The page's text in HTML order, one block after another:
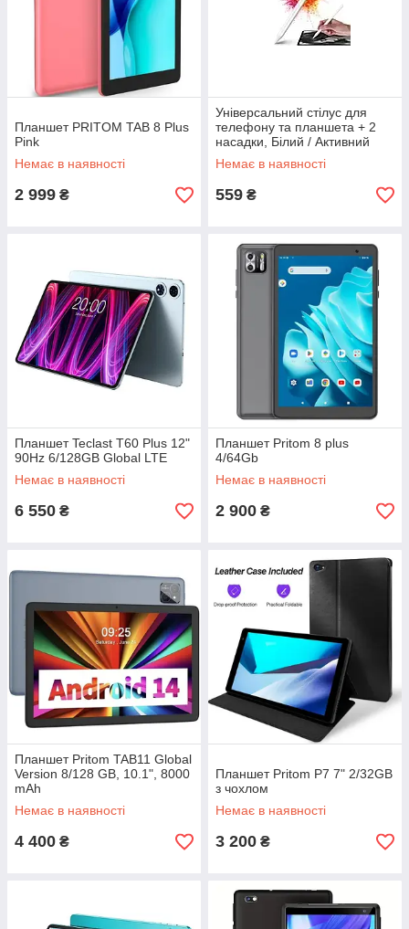
Планшет PRITOM TAB 8 Plus
Pink
Немає в наявності
2 999 ₴
Універсальний стілус для
телефону та планшета + 2
насадки, Білий / Активний
стілус-ручка для малювання
Немає в наявності
559 ₴
Планшет Teclast T60 Plus 12"
90Hz 6/128GB Global LTE
Немає в наявності
6 550 ₴
Планшет Pritom 8 plus
4/64Gb
Немає в наявності
2 900 ₴
Планшет Pritom TAB11 Global
Version 8/128 GB, 10.1", 8000
mAh
Немає в наявності
4 400 ₴
Планшет Pritom P7 7" 2/32GB
з чохлом
Немає в наявності
3 200 ₴